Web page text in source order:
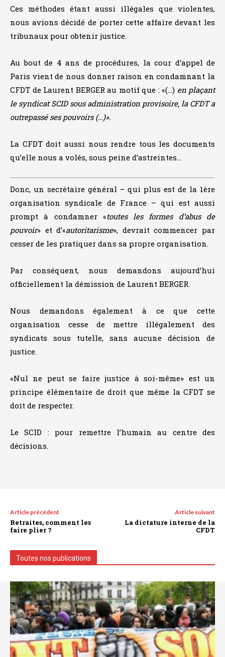
Ces méthodes étant aussi illégales que violentes,
nous avions décidé de porter cette affaire devant les
tribunaux pour obtenir justice.
Au bout de 4 ans de procédures, la cour d’appel de
Paris vient de nous donner raison en condamnant la
CFDT de Laurent BERGER au motif que : «(…) en plaçant
le syndicat SCID sous administration provisoire, la CFDT a
outrepassé ses pouvoirs (…)».
La CFDT doit aussi nous rendre tous les documents
qu’elle nous a volés, sous peine d’astreintes…
Donc, un secrétaire général – qui plus est de la 1ère
organisation syndicale de France – qui est aussi
prompt à condamner «toutes les formes d’abus de
pouvoir» et d’«autoritarisme», devrait commencer par
cesser de les pratiquer dans sa propre organisation.
Par conséquent, nous demandons aujourd’hui
officiellement la démission de Laurent BERGER.
Nous demandons également à ce que cette
organisation cesse de mettre illégalement des
syndicats sous tutelle, sans aucune décision de
justice.
«Nul ne peut se faire justice à soi-même» est un
principe élémentaire de droit que même la CFDT se
doit de respecter.
Le SCID : pour remettre l’humain au centre des
décisions.
Article précédent
Retraites, comment les
faire plier ?
Article suivant
La dictature interne de la
CFDT
Toutes nos publications